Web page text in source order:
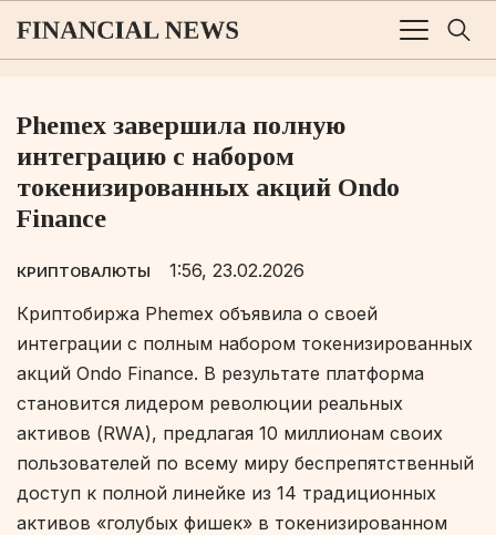
Phemex завершила полную
интеграцию с набором
токенизированных акций Ondo
Finance
КРИПТОВАЛЮТЫ
1:56, 23.02.2026
Криптобиржа Phemex объявила о своей
интеграции с полным набором токенизированных
акций Ondo Finance. В результате платформа
становится лидером революции реальных
активов (RWA), предлагая 10 миллионам своих
пользователей по всему миру беспрепятственный
доступ к полной линейке из 14 традиционных
активов «голубых фишек» в токенизированном